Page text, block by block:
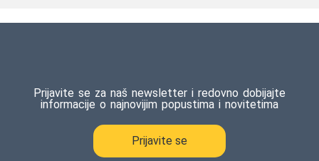
Prijavite se za naš newsletter i redovno dobijajte
informacije o najnovijim popustima i novitetima
Prijavite se